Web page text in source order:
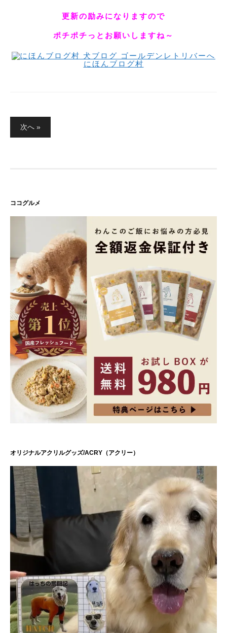
更新の励みになりますので
ポチポチっとお願いしますね～
にほんブログ村
投
ー
次へ »
ココグルメ
オリジナルアクリルグッズ/ACRY（アクリー）